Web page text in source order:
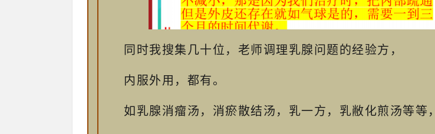
同时我搜集几十位，老师调理乳腺问题的经验方，
内服外用，都有。
如乳腺消瘤汤，消瘀散结汤，乳一方，乳敝化煎汤等等，